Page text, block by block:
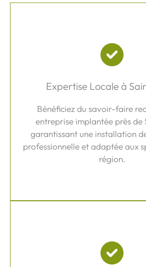
Expertise Locale à
Bénéficiez du savoir-faire
entreprise implantée près de
garantissant une installation
professionnelle et adaptée aux
région.